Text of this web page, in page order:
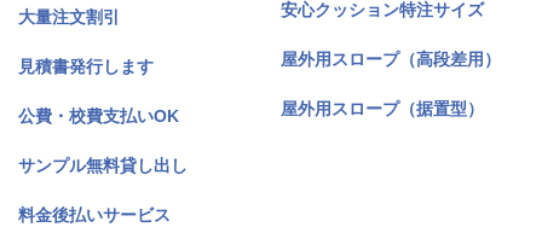
大量注文割引
見積書発行します
公費・校費支払いOK
サンプル無料貸し出し
料金後払いサービス
安心クッション特注サイズ
屋外用スロープ（高段差用）
屋外用スロープ（据置型）